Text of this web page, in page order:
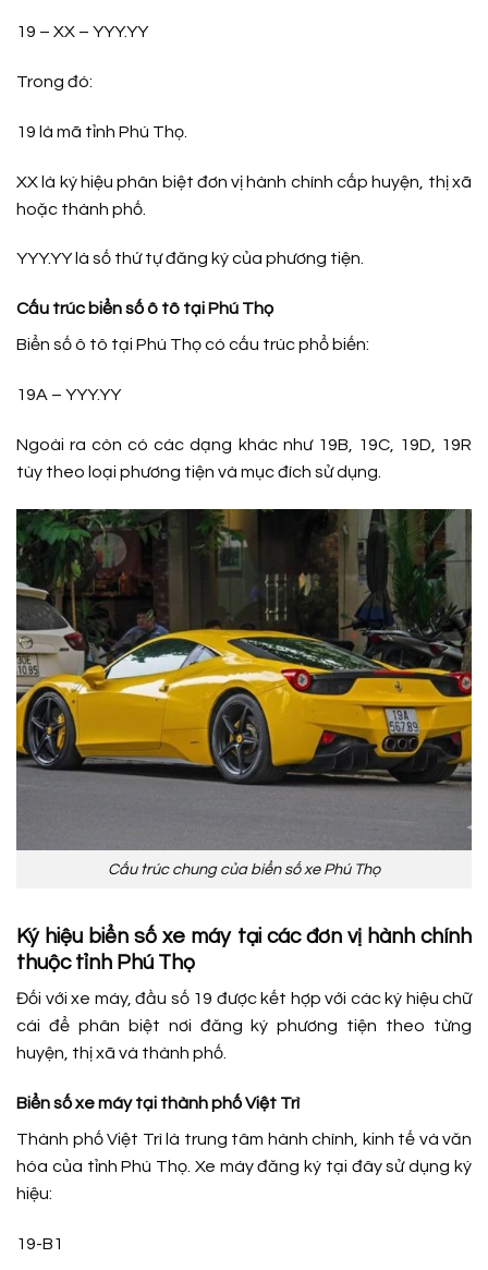
19 – XX – YYY.YY
Trong đó:
19 là mã tỉnh Phú Thọ.
XX là ký hiệu phân biệt đơn vị hành chính cấp huyện, thị xã
hoặc thành phố.
YYY.YY là số thứ tự đăng ký của phương tiện.
Cấu trúc biển số ô tô tại Phú Thọ
Biển số ô tô tại Phú Thọ có cấu trúc phổ biến:
19A – YYY.YY
Ngoài ra còn có các dạng khác như 19B, 19C, 19D, 19R
tùy theo loại phương tiện và mục đích sử dụng.
Cấu trúc chung của biển số xe Phú Thọ
Ký hiệu biển số xe máy tại các đơn vị hành chính
thuộc tỉnh Phú Thọ
Đối với xe máy, đầu số 19 được kết hợp với các ký hiệu chữ
cái để phân biệt nơi đăng ký phương tiện theo từng
huyện, thị xã và thành phố.
Biển số xe máy tại thành phố Việt Trì
Thành phố Việt Trì là trung tâm hành chính, kinh tế và văn
hóa của tỉnh Phú Thọ. Xe máy đăng ký tại đây sử dụng ký
hiệu:
19-B1